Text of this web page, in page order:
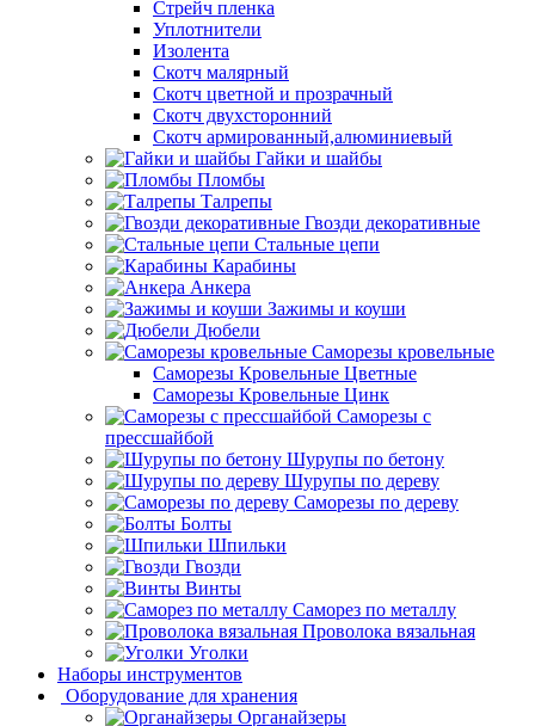
Стрейч пленка
Уплотнители
Изолента
Скотч малярный
Скотч цветной и прозрачный
Скотч двухсторонний
Скотч армированный,алюминиевый
Гайки и шайбы
Пломбы
Талрепы
Гвозди декоративные
Стальные цепи
Карабины
Анкера
Зажимы и коуши
Дюбели
Саморезы кровельные
Саморезы Кровельные Цветные
Саморезы Кровельные Цинк
Саморезы с
прессшайбой
Шурупы по бетону
Шурупы по дереву
Саморезы по дереву
Болты
Шпильки
Гвозди
Винты
Саморез по металлу
Проволока вязальная
Уголки
Наборы инструментов
Оборудование для хранения
Органайзеры